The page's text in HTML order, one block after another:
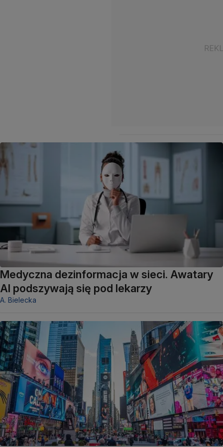
Medyczna dezinformacja w sieci. Awatary
AI podszywają się pod lekarzy
A. Bielecka